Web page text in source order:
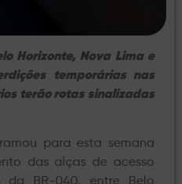
Horizonte, Nova Lima e
temporárias nas
terão rotas sinalizadas
para esta semana
das alças de acesso